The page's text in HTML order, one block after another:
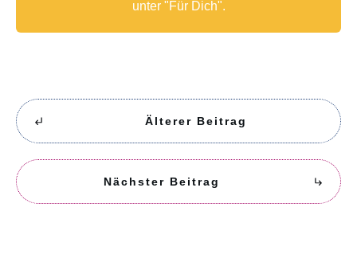
unter "Für Dich".
Älterer Beitrag
Nächster Beitrag